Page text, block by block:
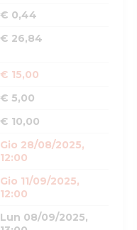
€ 0,44
€ 26,84
€ 15,00
€ 5,00
€ 10,00
Gio 28/08/2025,
12:00
Gio 11/09/2025,
12:00
Lun 08/09/2025,